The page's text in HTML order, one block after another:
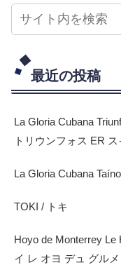
最近の投稿
La Gloria Cubana
トリウンフォス ER ス
La Gloria Cubana
TOKI / トキ
Hoyo de Monterrey Le
イ レ オヨ デュ グルメ